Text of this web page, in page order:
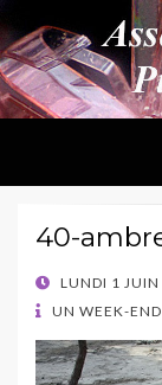
ANPF
Association
40-
POSTED
ON
LUNDI 1
UN WEEK-